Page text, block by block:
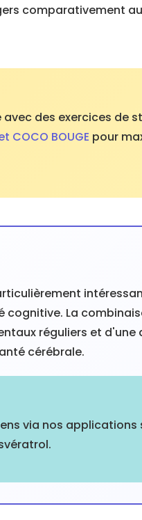
comparativement
des exercices de
COCO BOUGE pour
cognitive. La
réguliers et d'une
cérébrale.
via nos applications